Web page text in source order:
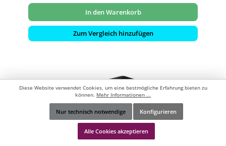
In den Warenkorb
Zum Vergleich hinzufügen
Werkzeugleiste anzeigen
Diese Website verwendet Cookies, um eine bestmögliche Erfahrung bieten zu
können. Mehr Informationen ...
Nur technisch notwendige Konfigurieren
Alle Cookies akzeptieren